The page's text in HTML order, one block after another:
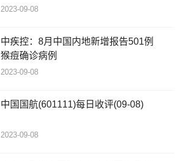
这么说……
2023-09-08
中疾控：8月中国内地新增报告501例
猴痘确诊病例
2023-09-08
中国国航(601111)每日收评(09-08)
2023-09-08